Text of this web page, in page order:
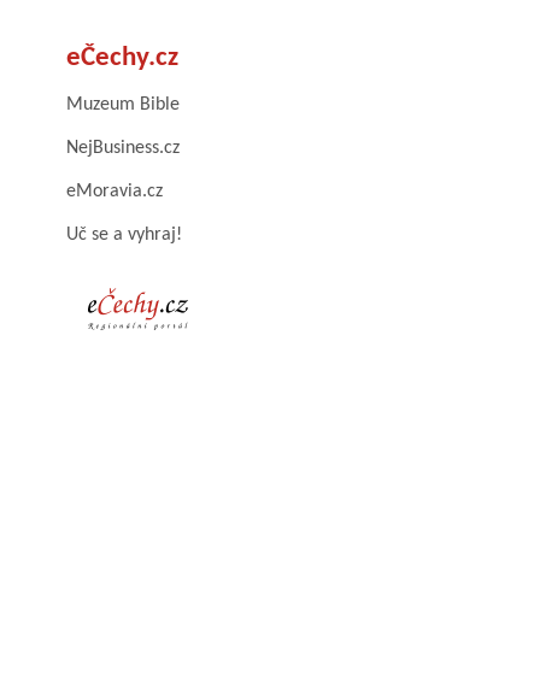
eČechy.cz
Muzeum Bible
NejBusiness.cz
eMoravia.cz
Uč se a vyhraj!